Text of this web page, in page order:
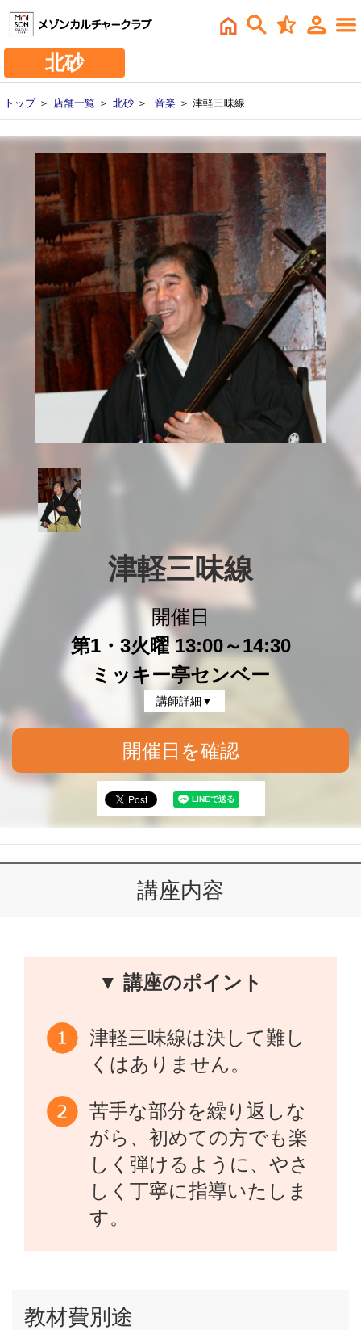
北砂
トップ＞ 店舗一覧 ＞ 北砂 ＞ 音楽 ＞ 津軽三味線
津軽三味線
開催日
第1・3火曜 13:00～14:30
ミッキー亭センベー
講師詳細▼
開催日を確認
講座内容
▼ 講座のポイント
津軽三味線は決して難し
くはありません。
苦手な部分を繰り返しな
がら、初めての方でも楽
しく弾けるように、やさ
しく丁寧に指導いたしま
す。
教材費別途